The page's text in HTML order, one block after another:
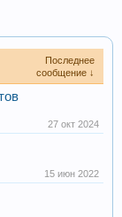
Последнее
сообщение ↓
27 окт 2024
15 июн 2022